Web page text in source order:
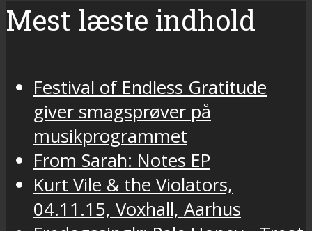
Mest læste indhold
Festival of Endless Gratitude
giver smagsprøver på
musikprogrammet
From Sarah: Notes EP
Kurt Vile & the Violators,
04.11.15, Voxhall, Aarhus